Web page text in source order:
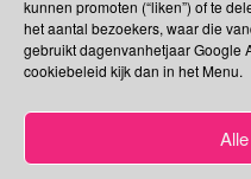
kunnen promoten (“liken”) of te
het aantal bezoekers, waar die
gebruikt dagenvanhetjaar Google
cookiebeleid kijk dan in het Menu.
Daguerre. De eerste
de Franse uitvinderJoseph
Deel dit bericht